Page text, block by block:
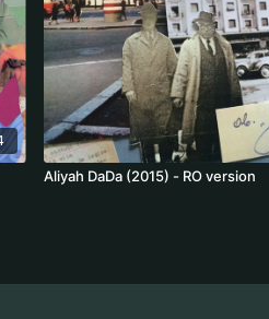
Aliyah DaDa (2015) - RO version